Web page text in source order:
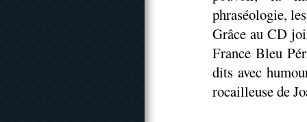
phraséologie,
Grâce au CD
France Bleu
dits avec
rocailleuse de